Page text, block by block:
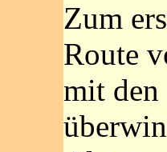
Zum
Route
mit den